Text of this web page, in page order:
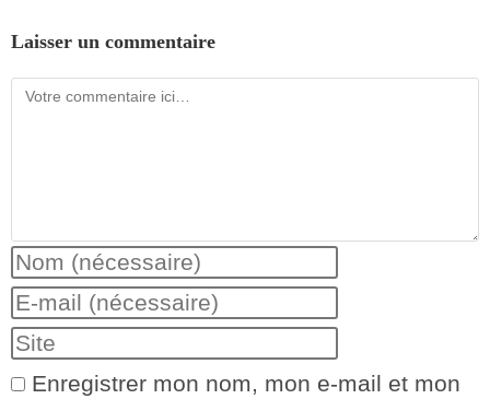
Laisser un commentaire
Enregistrer mon nom, mon e-mail et mon